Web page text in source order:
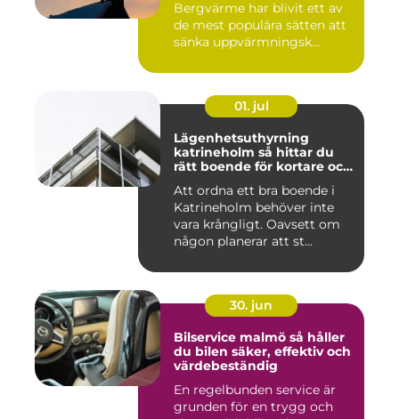
Bergvärme har blivit ett av
de mest populära sätten att
sänka uppvärmningsk...
01. jul
Lägenhetsuthyrning
katrineholm så hittar du
rätt boende för kortare och
Att ordna ett bra boende i
Katrineholm behöver inte
vara krångligt. Oavsett om
någon planerar att st...
30. jun
Bilservice malmö så håller
du bilen säker, effektiv och
värdebeständig
En regelbunden service är
grunden för en trygg och